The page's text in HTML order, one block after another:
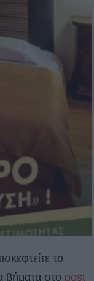
το
βήματα στο post